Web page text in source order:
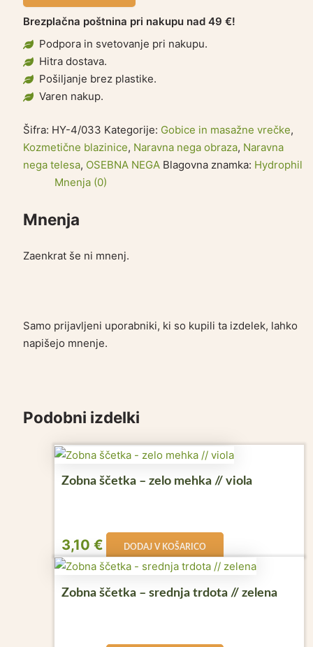
Brezplačna poštnina pri nakupu nad 49 €!
Podpora in svetovanje pri nakupu.
Hitra dostava.
Pošiljanje brez plastike.
Varen nakup.
Šifra: HY-4/033 Kategorije: Gobice in masažne vrečke,
Kozmetične blazinice, Naravna nega obraza, Naravna
nega telesa, OSEBNA NEGA Blagovna znamka: Hydrophil
Mnenja (0)
Mnenja
Zaenkrat še ni mnenj.
Samo prijavljeni uporabniki, ki so kupili ta izdelek, lahko
napišejo mnenje.
Podobni izdelki
Zobna ščetka – zelo mehka // viola
3,10€ DODAJ V KOŠARICO
Zobna ščetka – srednja trdota // zelena